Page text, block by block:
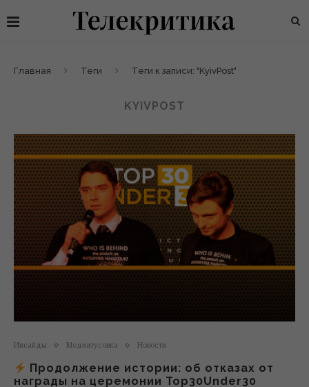
Главная Теги Теги к записи: "KyivPost"
KYIVPOST
Инсайды Медиатусовка Новости
Продолжение истории: об отказах от
награды на церемонии Top30Under30